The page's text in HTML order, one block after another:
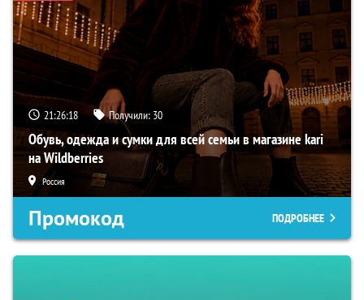
21:26:17 Получили: 30
Обувь, одежда и сумки для всей семьи в магазине kari
на Wildberries
Россия
Промокод ПОДРОБНЕЕ